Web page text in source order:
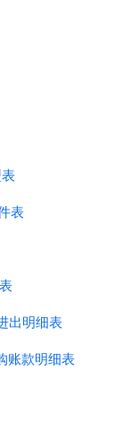
表
出明细表
账款明细表